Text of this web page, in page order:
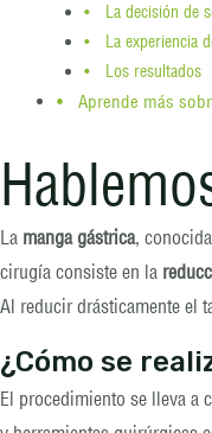
La decisión de
La experiencia
Los resultados
Aprende más
La manga gástrica,
cirugía consiste en la
Al reducir drásticamente el
¿Cómo se
El procedimiento se lleva a